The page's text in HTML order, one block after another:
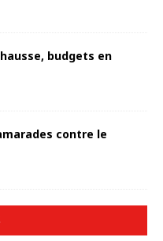
budgets en
contre le